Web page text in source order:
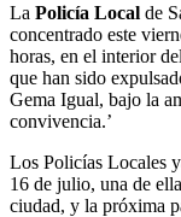
La Policía Local de
concentrado este
horas, en el interior
que han sido
Gema Igual, bajo la
convivencia.’
Los Policías Locales
16 de julio, una de
ciudad, y la próxima